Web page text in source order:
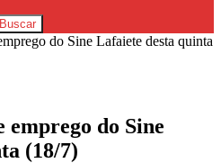
do Sine Lafaiete desta quinta
emprego do Sine
(18/7)